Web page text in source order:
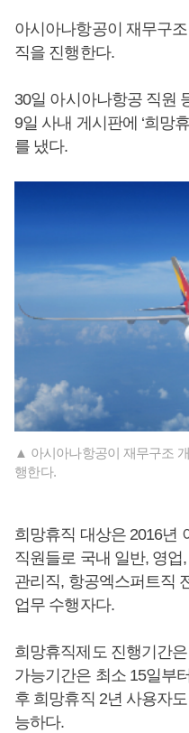
아시아나항공이 재무구
직을 진행한다.
30일 아시아나항공 직원
9일 사내 게시판에 ‘희망
를 냈다.
▲ 아시아나항공이 재무구조
행한다.
희망휴직 대상은 2016년
직원들로 국내 일반, 영
관리직, 항공엑스퍼트직
업무 수행자다.
희망휴직제도 진행기간
가능기간은 최소 15일부
후 희망휴직 2년 사용자
능하다.